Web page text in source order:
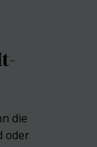
die
oder